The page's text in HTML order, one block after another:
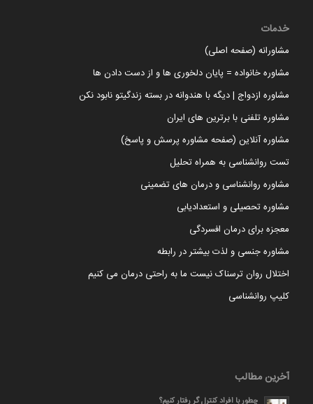
خدمات
مشاورانه (صفحه اصلی)
مشاوره خانواده = پایان دلخوری ها و از دست دادن ها
مشاوره ازدواج | دیگه با هندوانه در بسته زندگیتو نابود نکن
مشاوره تلفنی با برترین های ایران
مشاوره آنلاین (صفحه مشاوره پرسش و پاسخ)
تست روانشناسی به همراه تحلیل
مشاوره روانشناسی و درمان های تضمینی
مشاوره تحصیلی و استعدادیابی
معجزه برای درمان افسردگی
مشاوره جنسی و لذت بیشتر در رابطه
اختلال روان ترسناک نیست ما به راحتی درمان می کنیم
کلیپ روانشناسی
آخرین مطالب
چطور با افراد کنترل گر رفتار کنیم؟